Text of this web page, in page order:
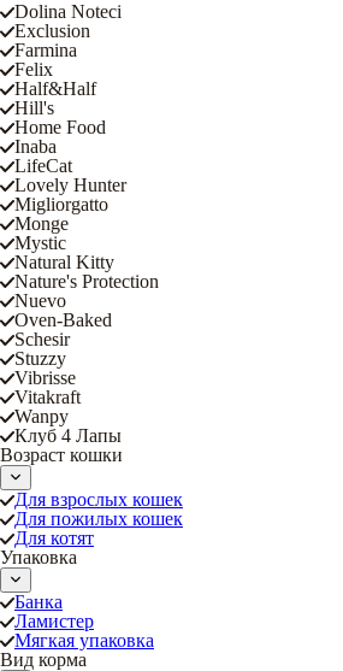
Dolina Noteci
Exclusion
Farmina
Felix
Half&Half
Hill's
Home Food
Inaba
LifeCat
Lovely Hunter
Migliorgatto
Monge
Mystic
Natural Kitty
Nature's Protection
Nuevo
Oven-Baked
Schesir
Stuzzy
Vibrisse
Vitakraft
Wanpy
Клуб 4 Лапы
Возраст кошки
Для взрослых кошек
Для пожилых кошек
Для котят
Упаковка
Банка
Ламистер
Мягкая упаковка
Вид корма